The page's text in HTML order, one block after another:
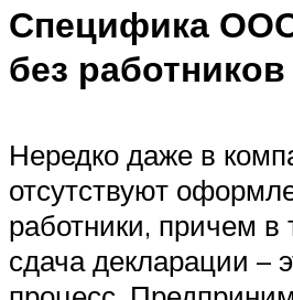
Специфика
без работников
Нередко даже в
отсутствуют
работники, причем в
сдача декларации –